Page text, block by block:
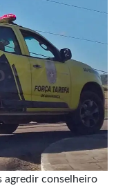
agredir conselheiro